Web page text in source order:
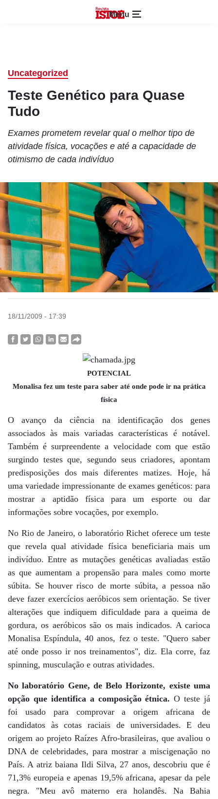
Menu
Uncategorized
Teste Genético para Quase
Tudo
Exames prometem revelar qual o melhor tipo de
atividade física, vocações e até a capacidade de
otimismo de cada indivíduo
18/11/2009 - 17:39
POTENCIAL
Monalisa fez um teste para saber até onde pode ir na prática
física
O avanço da ciência na identificação dos genes
associados às mais variadas características é notável.
Também é surpreendente a velocidade com que estão
surgindo testes que, segundo seus criadores, apontam
predisposições dos mais diferentes matizes. Hoje, há
uma variedade impressionante de exames genéticos: para
mostrar a aptidão física para um esporte ou dar
informações sobre vocações, por exemplo.
No Rio de Janeiro, o laboratório Richet oferece um teste
que revela qual atividade física beneficiaria mais um
indivíduo. Entre as mutações genéticas avaliadas estão
as que aumentam a propensão para males como morte
súbita. Se houver risco de morte súbita, a pessoa não
deve fazer exercícios aeróbicos sem orientação. Se tiver
alterações que indiquem dificuldade para a queima de
gordura, os aeróbicos são os mais indicados. A carioca
Monalisa Espíndula, 40 anos, fez o teste. "Quero saber
até onde posso ir nos treinamentos", diz. Ela corre, faz
spinning, musculação e outras atividades.
No laboratório Gene, de Belo Horizonte, existe uma
opção que identifica a composição étnica. O teste já
foi usado para comprovar a origem africana de
candidatos às cotas raciais de universidades. E deu
origem ao projeto Raízes Afro-brasileiras, que avaliou o
DNA de celebridades, para mostrar a miscigenação no
País. A atriz baiana Ildi Silva, 27 anos, descobriu que é
71,3% europeia e apenas 19,5% africana, apesar da pele
negra. "Meu avô materno era holandês. Na Bahia